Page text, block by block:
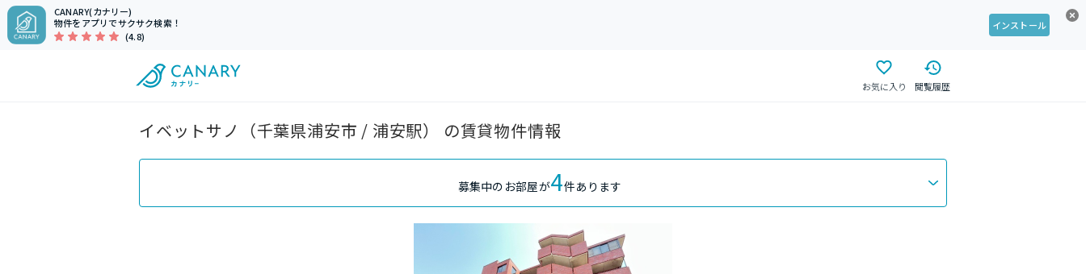
CANARY(カナリー)
物件をアプリでサクサク検索！
(4.8)
インストール
お気に入り 閲覧履歴
イベットサノ（千葉県浦安市 / 浦安駅） の賃貸物件情報
募集中のお部屋が4件あります